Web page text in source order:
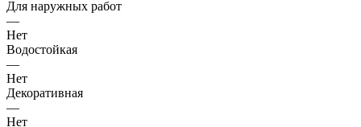
Для наружных работ
—
Нет
Водостойкая
—
Нет
Декоративная
—
Нет